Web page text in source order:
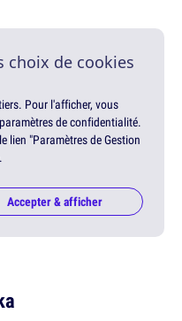
choix de cookies
Pour l'afficher, vous
de confidentialité.
lien "Paramètres de Gestion
Accepter & afficher